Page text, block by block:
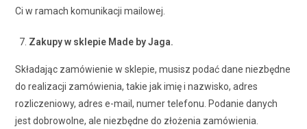
Ci w ramach komunikacji mailowej.
Zakupy w sklepie Made by Jaga.
Składając zamówienie w sklepie, musisz podać dane niezbędne
do realizacji zamówienia, takie jak imię i nazwisko, adres
rozliczeniowy, adres e-mail, numer telefonu. Podanie danych
jest dobrowolne, ale niezbędne do złożenia zamówienia.